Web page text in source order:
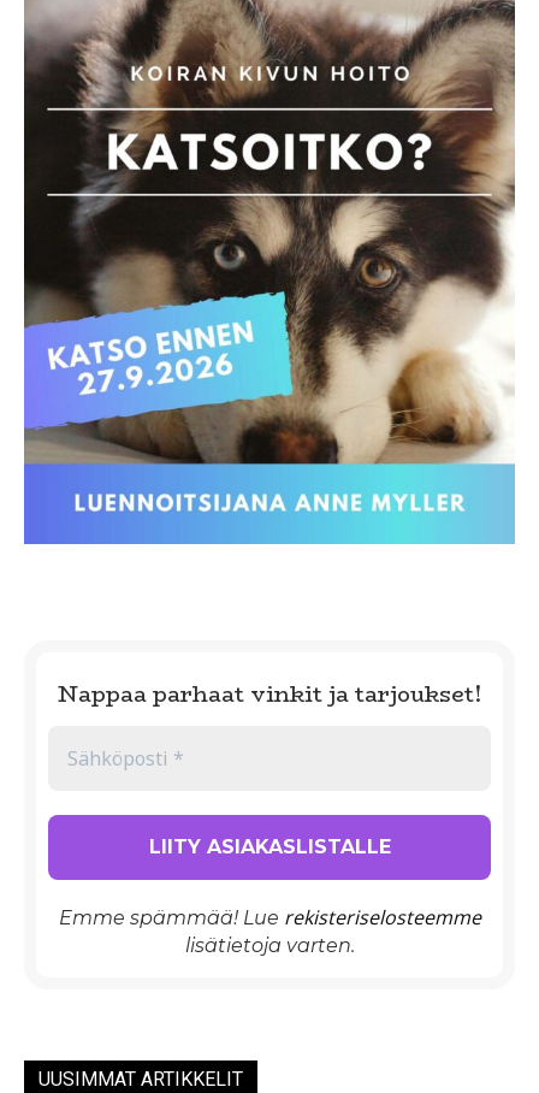
Nappaa parhaat vinkit ja tarjoukset!
Emme spämmää! Lue rekisteriselosteemme
lisätietoja varten.
UUSIMMAT ARTIKKELIT